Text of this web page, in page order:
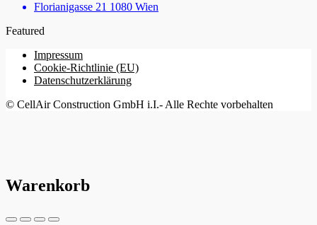
Florianigasse 21 1080 Wien
Featured
Impressum
Cookie-Richtlinie (EU)
Datenschutzerklärung
© CellAir Construction GmbH i.I.- Alle Rechte vorbehalten
Warenkorb